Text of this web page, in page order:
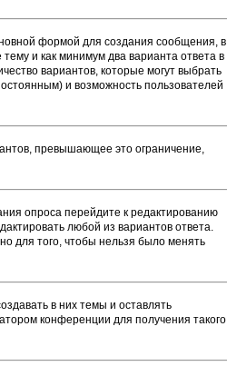
формой для создания сообщения, в
и как минимум два варианта ответа в
вариантов, которые могут выбрать
и возможность пользователей
превышающее это ограничение,
опроса перейдите к редактированию
любой из вариантов ответа.
для того, чтобы нельзя было менять
в них темы и оставлять
конференции для получения такого